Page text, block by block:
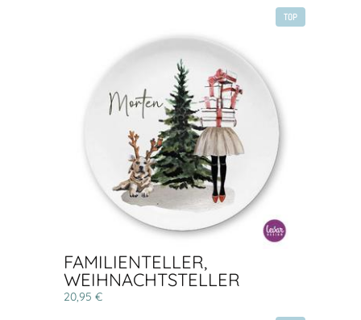
TOP
FAMILIENTELLER,
WEIHNACHTSTELLER
20,95 €